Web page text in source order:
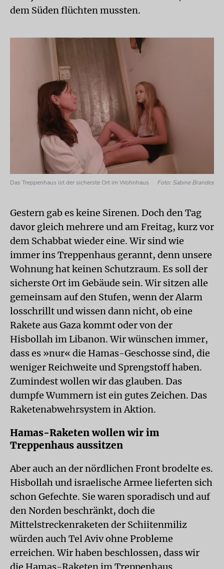
dem Süden flüchten mussten.
Das Treppenhaus ist der sicherste Ort im Wohnhaus Foto: Sabine Brandes
Gestern gab es keine Sirenen. Doch den Tag
davor gleich mehrere und am Freitag, kurz vor
dem Schabbat wieder eine. Wir sind wie
immer ins Treppenhaus gerannt, denn unsere
Wohnung hat keinen Schutzraum. Es soll der
sicherste Ort im Gebäude sein. Wir sitzen alle
gemeinsam auf den Stufen, wenn der Alarm
losschrillt und wissen dann nicht, ob eine
Rakete aus Gaza kommt oder von der
Hisbollah im Libanon. Wir wünschen immer,
dass es »nur« die Hamas-Geschosse sind, die
weniger Reichweite und Sprengstoff haben.
Zumindest wollen wir das glauben. Das
dumpfe Wummern ist ein gutes Zeichen. Das
Raketenabwehrsystem in Aktion.
Hamas-Raketen wollen wir im
Treppenhaus aussitzen
Aber auch an der nördlichen Front brodelte es.
Hisbollah und israelische Armee lieferten sich
schon Gefechte. Sie waren sporadisch und auf
den Norden beschränkt, doch die
Mittelstreckenraketen der Schiitenmiliz
würden auch Tel Aviv ohne Probleme
erreichen. Wir haben beschlossen, dass wir